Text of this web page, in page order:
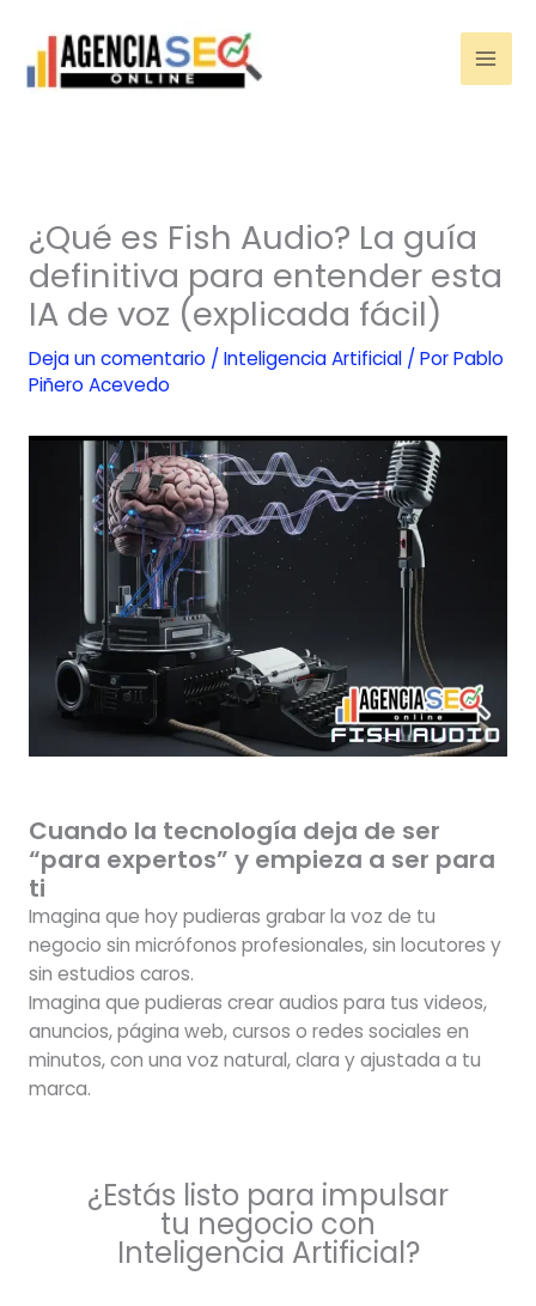
contenido
¿Qué es Fish Audio? La guía
definitiva para entender esta
IA de voz (explicada fácil)
Deja un comentario / Inteligencia Artificial/ PorPablo
Piñero Acevedo
Cuando la tecnología deja de ser
“para expertos” y empieza a ser para
ti
Imagina que hoy pudieras grabar la voz de tu
negocio sin micrófonos profesionales, sin locutores y
sin estudios caros.
Imagina que pudieras crear audios para tus videos,
anuncios, página web, cursos o redes sociales en
minutos, con una voz natural, clara y ajustada a tu
marca.
¿Estás listo para impulsar
tu negocio con
Inteligencia Artificial?